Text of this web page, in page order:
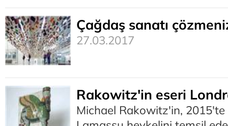
Çağdaş sanatı
27.03.2017
Rakowitz'in eseri
Michael Rakowitz'in,